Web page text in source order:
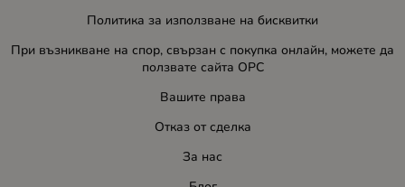
Политика за използване на бисквитки
При възникване на спор, свързан с покупка онлайн, можете да
ползвате сайта ОРС
Вашите права
Отказ от сделка
За нас